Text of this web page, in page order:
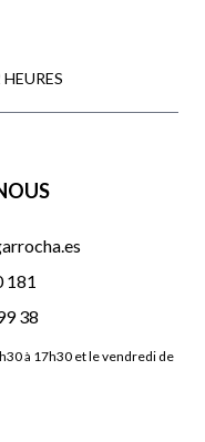
181
38
à 17h30 et le vendredi de